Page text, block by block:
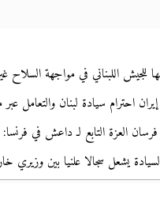
للجيش اللبناني في مواجهة السلاح
احترام سيادة لبنان والتعامل
فرسان العزة التابع لـ داعش في
يشعل سجالا علنيا بين وزيري